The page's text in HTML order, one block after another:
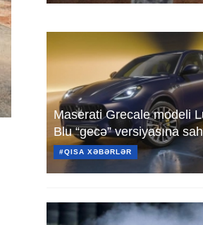
Maserati Grecale modeli
Blu “gecə” versiyasına
#QISA XƏBƏRLƏR